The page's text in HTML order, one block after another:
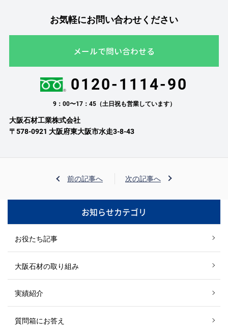
お気軽にお問い合わせください
メールで問い合わせる
0120-1114-90
9：00〜17：45（土日祝も営業しています）
大阪石材工業株式会社
〒578-0921 大阪府東大阪市水走3-8-43
前の記事へ 次の記事へ
お知らせカテゴリ
お役たち記事
大阪石材の取り組み
実績紹介
質問箱にお答え